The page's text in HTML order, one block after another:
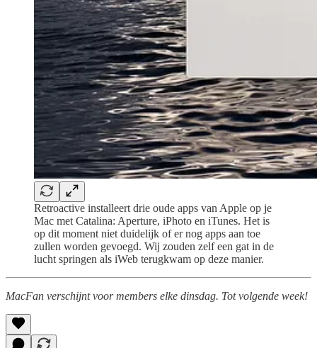
Retroactive installeert drie oude apps van Apple op je
Mac met Catalina: Aperture, iPhoto en iTunes. Het is
op dit moment niet duidelijk of er nog apps aan toe
zullen worden gevoegd. Wij zouden zelf een gat in de
lucht springen als iWeb terugkwam op deze manier.
MacFan verschijnt voor members elke dinsdag. Tot volgende week!